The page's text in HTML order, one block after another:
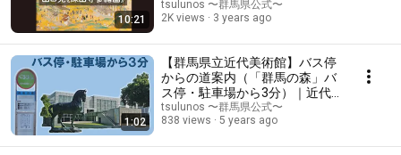
10:21
馬県
tsulunos 〜群馬県公式〜
2K views
3 years ago
1:02
【群馬県立近代美術館】バス停
からの道案内（「群馬の森」バ
ス停・駐車場から3分）｜近代
美術館｜群馬県
tsulunos 〜群馬県公式〜
838 views
5 years ago